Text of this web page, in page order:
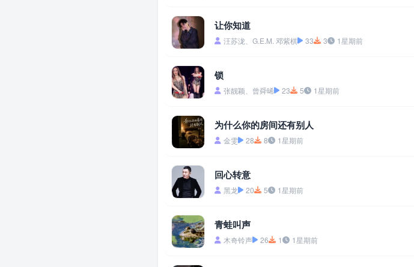
让你知道
汪苏泷、G.E.M. 邓紫棋 33 3 1星期前
锁
张靓颖、曾舜晞 23 5 1星期前
为什么你的房间还有别人
金雯 28 8 1星期前
回心转意
黑龙 20 5 1星期前
青蛙叫声
木奇铃声 26 1 1星期前